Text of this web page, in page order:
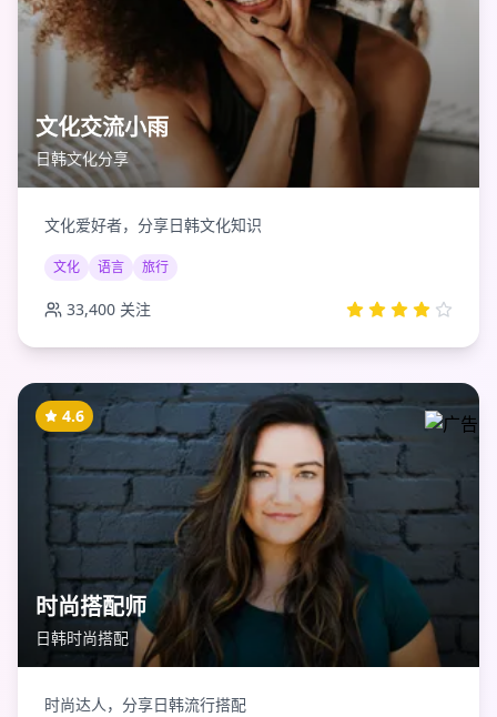
文化交流小雨
日韩文化分享
文化爱好者，分享日韩文化知识
文化 语言 旅行
33,400 关注
4.6
时尚搭配师
日韩时尚搭配
时尚达人，分享日韩流行搭配